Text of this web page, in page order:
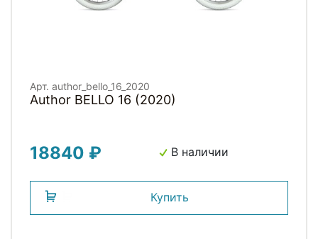
Арт. author_bello_16_2020
Author BELLO 16 (2020)
18840 ₽ В наличии
Купить